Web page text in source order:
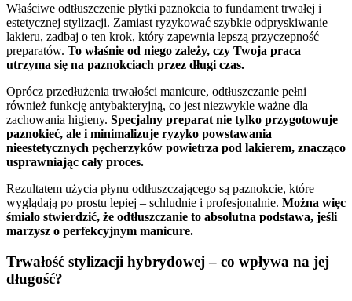
Właściwe odtłuszczenie płytki paznokcia to fundament trwałej i
estetycznej stylizacji. Zamiast ryzykować szybkie odpryskiwanie
lakieru, zadbaj o ten krok, który zapewnia lepszą przyczepność
preparatów. To właśnie od niego zależy, czy Twoja praca
utrzyma się na paznokciach przez długi czas.
Oprócz przedłużenia trwałości manicure, odtłuszczanie pełni
również funkcję antybakteryjną, co jest niezwykle ważne dla
zachowania higieny. Specjalny preparat nie tylko przygotowuje
paznokieć, ale i minimalizuje ryzyko powstawania
nieestetycznych pęcherzyków powietrza pod lakierem, znacząco
usprawniając cały proces.
Rezultatem użycia płynu odtłuszczającego są paznokcie, które
wyglądają po prostu lepiej – schludnie i profesjonalnie. Można więc
śmiało stwierdzić, że odtłuszczanie to absolutna podstawa, jeśli
marzysz o perfekcyjnym manicure.
Trwałość stylizacji hybrydowej – co wpływa na jej
długość?